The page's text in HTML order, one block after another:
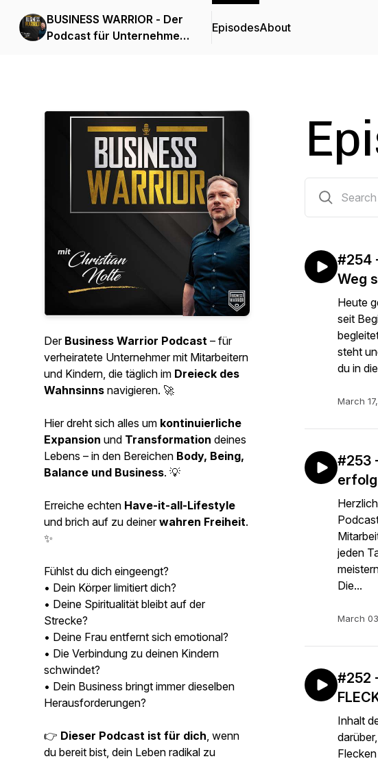
BUSINESS WARRIOR - Der
Podcast für Unternehmer
EpisodesAbout
Der Business Warrior Podcast – für
verheiratete Unternehmer mit Mitarbeitern
und Kindern, die täglich im Dreieck des
Wahnsinns navigieren. 🚀
Hier dreht sich alles um kontinuierliche
Expansion und Transformation deines
Lebens – in den Bereichen Body, Being,
Balance und Business. 💡
Erreiche echten Have-it-all-Lifestyle
und brich auf zu deinerwahren Freiheit.
✨
Fühlst du dich eingeengt?
• Dein Körper limitiert dich?
• Deine Spiritualität bleibt auf der
Strecke?
• Deine Frau entfernt sich emotional?
• Die Verbindung zu deinen Kindern
schwindet?
• Dein Business bringt immer dieselben
Herausforderungen?
👉 Dieser Podcast ist für dich, wenn
du bereit bist, dein Leben radikal zu
#254
Weg
Heute
seit
steht
du in
March
#253
jeden
Die...
March
#252
Inhalt